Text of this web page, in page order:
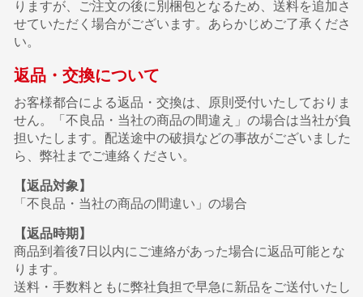
りますが、ご注文の後に別梱包となるため、送料を追加さ
せていただく場合がございます。あらかじめご了承くださ
い。
返品・交換について
お客様都合による返品・交換は、原則受付いたしておりま
せん。「不良品・当社の商品の間違え」の場合は当社が負
担いたします。配送途中の破損などの事故がございました
ら、弊社までご連絡ください。
【返品対象】
「不良品・当社の商品の間違い」の場合
【返品時期】
商品到着後7日以内にご連絡があった場合に返品可能とな
ります。
送料・手数料ともに弊社負担で早急に新品をご送付いたし